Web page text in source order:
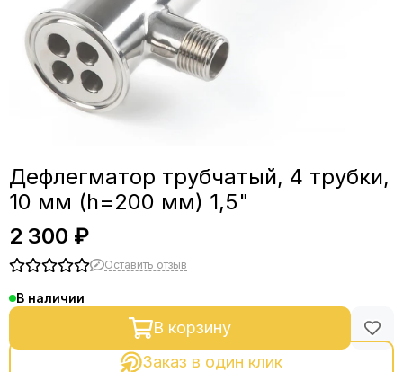
Фланцы
Фитинги, зажимы, краны
СПН и РПН
Дефлегматор трубчатый, 4 трубки,
10 мм (h=200 мм) 1,5"
2 300 ₽
Оставить отзыв
В наличии
В корзину
Заказ в один клик